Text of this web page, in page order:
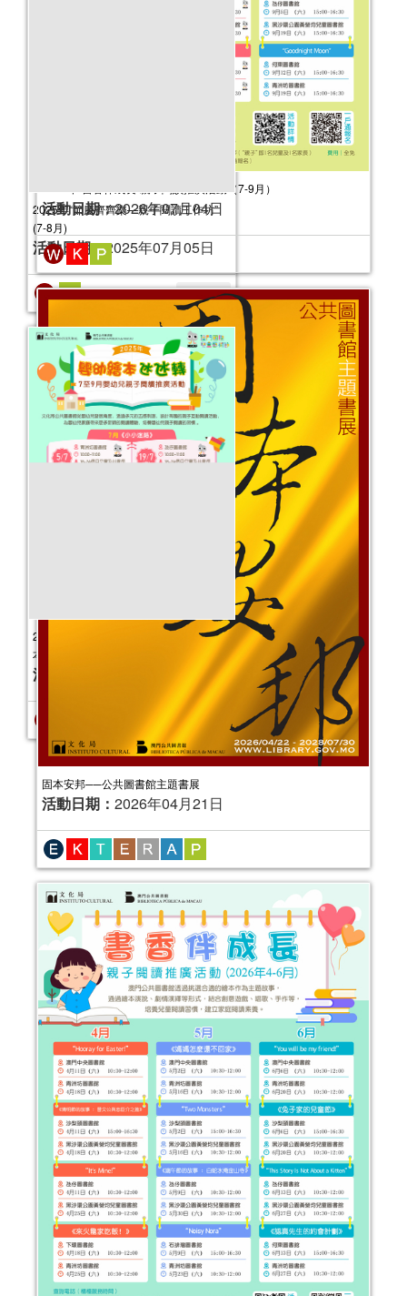
2026年“書香伴成長”親子閱讀推廣活動（7-9月）
活動日期：2026年07月04日
固本安邦──公共圖書館主題書展
活動日期： 2026年04月21日
2025健康生活工作坊（2025年7-12月）
活動日期：2025年07月12日
報名結束
2025年“節慶齊齊樂—親子閱讀工作坊”
(7-8月)
活動日期：2025年07月05日
報名結束
2025年嬰幼兒親子閱讀推廣活動-嬰幼繪
本氹氹轉（7-9月）
活動日期：2025年07月05日
報名結束